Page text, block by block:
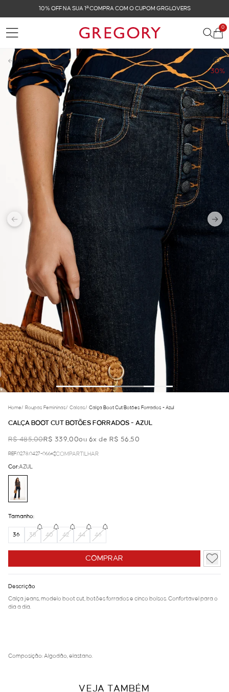
10% OFF NA SUA 1ª COMPRA COM O CUPOM GRGLOVERS
0
- 30%
Voltar
Home/ Roupas Femininas/ Calcas/ Calça Boot Cut Botões Forrados - Azul
CALÇA BOOT CUT BOTÕES FORRADOS - AZUL
R$ 485,00R$ 339,00ou 6x de R$ 56,50
REF.02.78.0427-066 COMPARTILHAR
COMPRAR
Cor:AZUL
Tamanho:
36 38 40 42 44 46
Descrição
Calça jeans, modelo boot cut, botões forrados e cinco bolsos. Confortável para o
dia a dia.
Composição: Algodão, elastano.
VEJA TAMBÉM